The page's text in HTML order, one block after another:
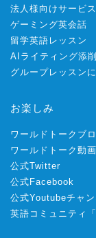
法人様向けサービス
ゲーミング英会話
留学英語レッスン
AIライティング添削
グループレッスン
お楽しみ
ワールドトークブ
ワールドトーク動画
公式Twitter
公式Facebook
公式Youtubeチャ
英語コミュニティ